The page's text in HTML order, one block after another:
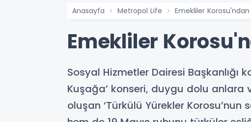
Anasayfa Metropol Life Emekliler
Emekliler
Sosyal Hizmetler Dairesi Başkanlığı
Kuşağa’ konseri, duygu dolu anlara
oluşan ‘Türkülü Yürekler